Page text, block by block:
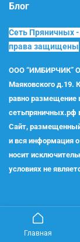
Блог
Сеть Пряничных
права защищены
ООО “ИМБИРЧИК”
Маяковского д.19.
равно размещение
сетьпряничных.рф
Сайт,
и вся информация
носит
условиях не
Главная